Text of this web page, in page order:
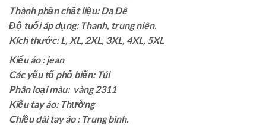
Thành phần chất liệu: Da Dê
Độ tuổi áp dụng: Thanh, trung niên.
Kích thước: L, XL, 2XL, 3XL, 4XL, 5XL
Kiểu áo : jean
Các yếu tố phổ biến: Túi
Phân loại màu: vàng 2311
Kiểu tay áo: Thường
Chiều dài tay áo : Trung bình.